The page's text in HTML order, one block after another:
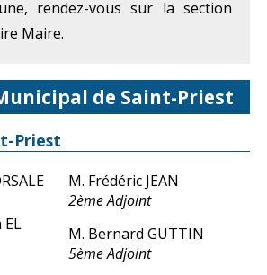
rendez-vous sur la section
Maire.
de Saint-Priest
Priest
M. Frédéric JEAN
2ème Adjoint
EL
M. Bernard GUTTIN
5ème Adjoint